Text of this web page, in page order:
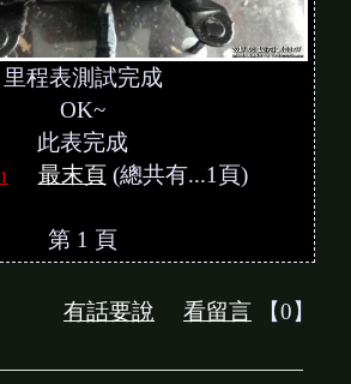
里程表測試完成
OK~
此表完成
1 最末頁(總共有...1頁)
第 1 頁
有話要說 看留言 【0】